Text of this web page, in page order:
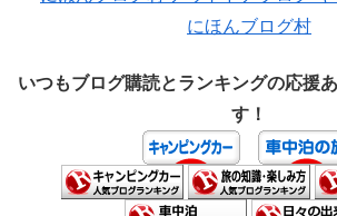
にほんブログ村
いつもブログ購読とランキングの応援
す！